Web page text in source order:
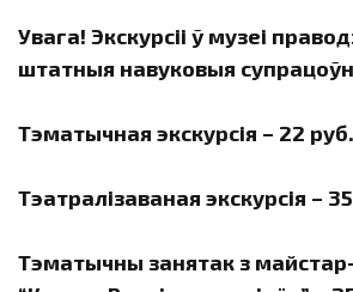
Увага! Экскурсіі ў музеі
штатныя навуковыя
Тэматычная экскурсія – 22 руб.
Тэатралізаваная экскурсія –
Тэматычны занятак з